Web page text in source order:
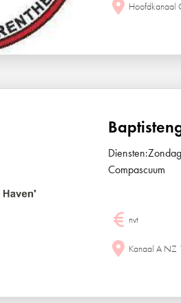
Hoofdkanaal
Compascuum
nvt
Kanaal A NZ